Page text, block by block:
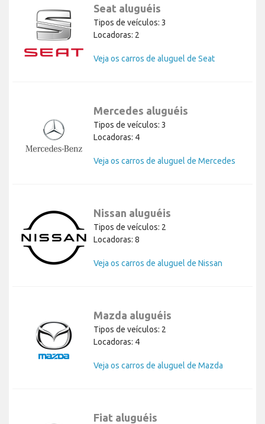
Seat aluguéis
Tipos de veículos: 3
Locadoras: 2
Veja os carros de aluguel de Seat
Mercedes aluguéis
Tipos de veículos: 3
Locadoras: 4
Veja os carros de aluguel de Mercedes
Nissan aluguéis
Tipos de veículos: 2
Locadoras: 8
Veja os carros de aluguel de Nissan
Mazda aluguéis
Tipos de veículos: 2
Locadoras: 4
Veja os carros de aluguel de Mazda
Fiat aluguéis